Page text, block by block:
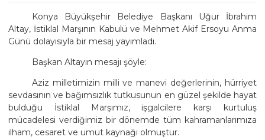
Konya Büyükşehir Belediye Başkanı Uğur İbrahim
Altay, İstiklal Marşının Kabulü ve Mehmet Akif Ersoyu Anma
Günü dolayısıyla bir mesaj yayımladı.
Başkan Altayın mesajı şöyle:
Aziz milletimizin milli ve manevi değerlerinin, hürriyet
sevdasının ve bağımsızlık tutkusunun en güzel şekilde hayat
bulduğu İstiklal Marşımız, işgalcilere karşı kurtuluş
mücadelesi verdiğimiz bir dönemde tüm kahramanlarımıza
ilham, cesaret ve umut kaynağı olmuştur.